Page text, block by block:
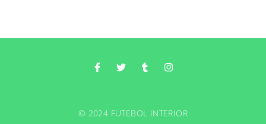
© 2024 FUTEBOL INTERIOR